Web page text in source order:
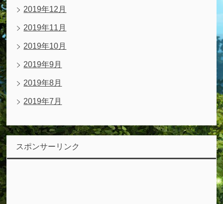
2019年12月
2019年11月
2019年10月
2019年9月
2019年8月
2019年7月
スポンサーリンク